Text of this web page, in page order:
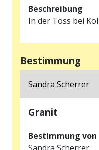
Beschreibung
In der Töss bei
Bestimmung
Sandra Scherrer
Granit
Bestimmung von